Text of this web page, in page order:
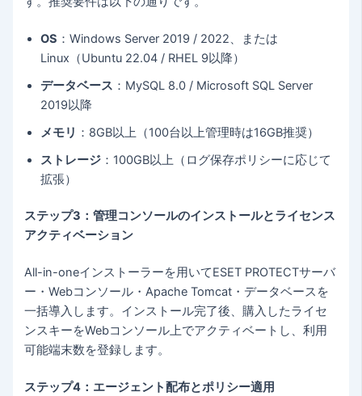
OS ：Windows Server 2019 / 2022、または
Linux（Ubuntu 22.04 / RHEL 9以降）
データベース ：MySQL 8.0 / Microsoft SQL Server
2019以降
メモリ ：8GB以上（100台以上管理時は16GB推奨）
ストレージ ：100GB以上（ログ保存ポリシーに応じて
拡張）
ステップ3：管理コンソールのインストールとライセンス
アクティベーション
All-in-oneインストーラーを用いてESET PROTECTサーバ
ー・Webコンソール・Apache Tomcat・データベースを
一括導入します。インストール完了後、購入したライセ
ンスキーをWebコンソール上でアクティベートし、利用
可能端末数を登録します。
ステップ4：エージェント配布とポリシー適用